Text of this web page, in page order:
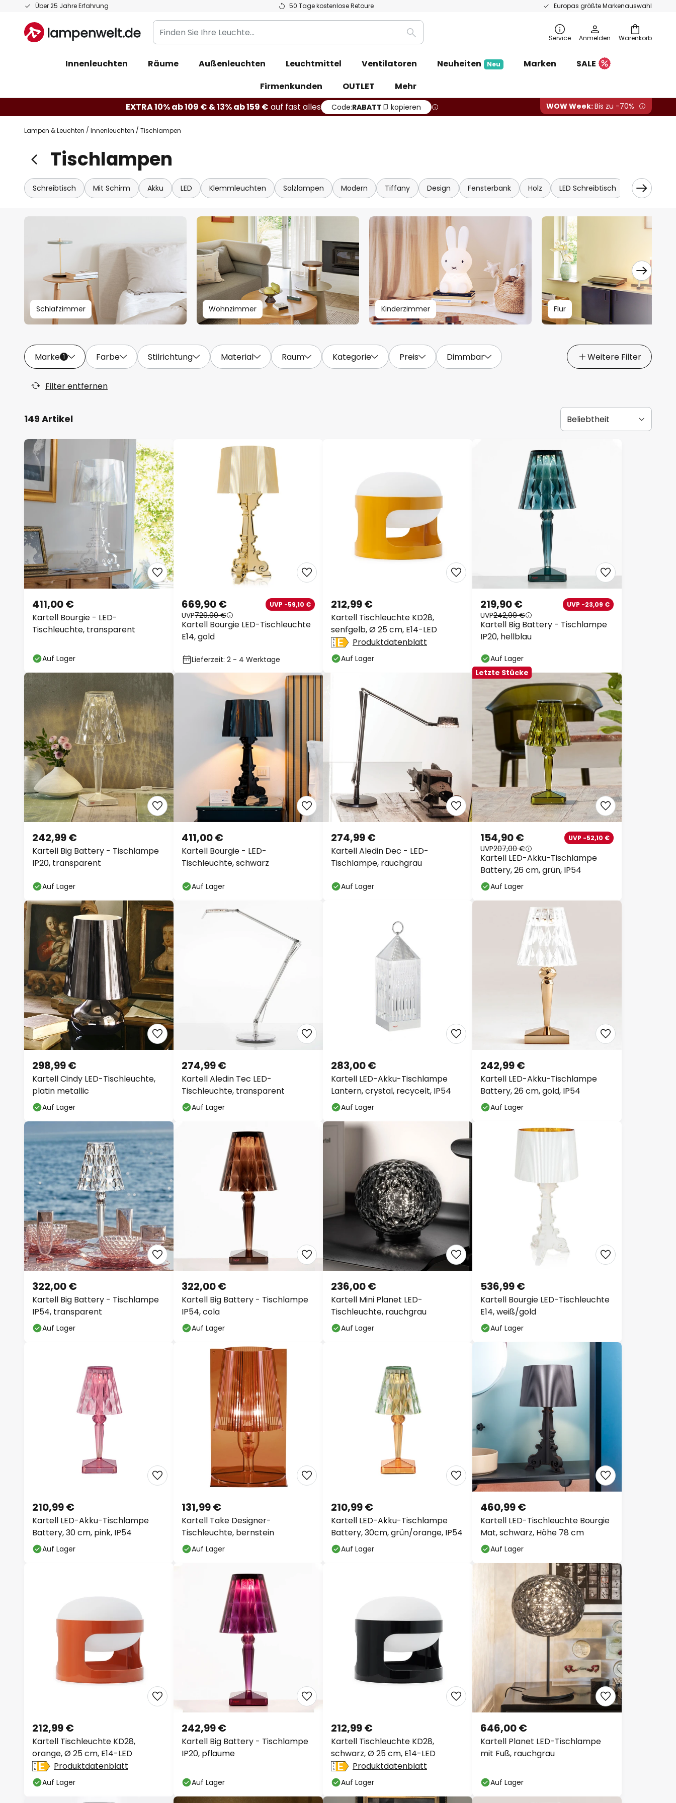
Über 25 Jahre Erfahrung 50 Tage kostenlose Retoure Europas größte Markenauswahl
Zum
springen
Warenkorb
Finden
Sie
Leuchte...
Suche Service Anmelden
Innenleuchten Räume Außenleuchten Leuchtmittel Ventilatoren Neuheiten Neu Marken
SALE
Firmenkunden
OUTLET
Mehr
EXTRA 10% ab 109 € & 13% ab 159 € auf fast alles Code:RABATT kopieren WOW Week:Bis zu -70%
Lampen & Leuchten Innenleuchten Tischlampen
Tischlampen
Schreibtisch Mit Schirm Akku LED Klemmleuchten Salzlampen Modern Tiffany Design Fensterbank Holz LED Schreibtisch Klassisch /
Schlafzimmer Wohnzimmer Kinderzimmer Flur
Marke 1 Farbe Stilrichtung Material Raum Kategorie Preis Dimmbar Weitere Filter
Filter entfernen
149 Artikel
Kartell Bourgie - LED-
Tischleuchte, transparent
411,00 €
Auf Lager
Kartell Bourgie LED-Tischleuchte
E14, gold
669,90 € UVP -59,10 €
UVP729,00 €
Lieferzeit: 2 - 4 Werktage
Kartell Tischleuchte KD28,
senfgelb, Ø 25 cm, E14-LED
212,99 €
Produktdatenblatt
Auf Lager
Kartell Big Battery - Tischlampe
IP20, hellblau
219,90 € UVP -23,09 €
UVP242,99 €
Auf Lager
Kartell Big Battery - Tischlampe
IP20, transparent
242,99 €
Auf Lager
Kartell Bourgie - LED-
Tischleuchte, schwarz
411,00 €
Auf Lager
Kartell Aledin Dec - LED-
Tischlampe, rauchgrau
274,99 €
Auf Lager
Letzte Stücke
Kartell LED-Akku-Tischlampe
Battery, 26 cm, grün, IP54
154,90 € UVP -52,10 €
UVP207,00 €
Auf Lager
Kartell Cindy LED-Tischleuchte,
platin metallic
298,99 €
Auf Lager
Kartell Aledin Tec LED-
Tischleuchte, transparent
274,99 €
Auf Lager
Kartell LED-Akku-Tischlampe
Lantern, crystal, recycelt, IP54
283,00 €
Auf Lager
Kartell LED-Akku-Tischlampe
Battery, 26 cm, gold, IP54
242,99 €
Auf Lager
Kartell Big Battery - Tischlampe
IP54, transparent
322,00 €
Auf Lager
Kartell Big Battery - Tischlampe
IP54, cola
322,00 €
Auf Lager
Kartell Mini Planet LED-
Tischleuchte, rauchgrau
236,00 €
Auf Lager
Kartell Bourgie LED-Tischleuchte
E14, weiß/gold
536,99 €
Auf Lager
Kartell LED-Akku-Tischlampe
Battery, 30 cm, pink, IP54
210,99 €
Auf Lager
Kartell Take Designer-
Tischleuchte, bernstein
131,99 €
Auf Lager
Kartell LED-Akku-Tischlampe
Battery, 30cm, grün/orange, IP54
210,99 €
Auf Lager
Kartell LED-Tischleuchte Bourgie
Mat, schwarz, Höhe 78 cm
460,99 €
Auf Lager
Kartell Tischleuchte KD28,
orange, Ø 25 cm, E14-LED
212,99 €
Produktdatenblatt
Auf Lager
Kartell Big Battery - Tischlampe
IP20, pflaume
242,99 €
Auf Lager
Kartell Tischleuchte KD28,
schwarz, Ø 25 cm, E14-LED
212,99 €
Produktdatenblatt
Auf Lager
Kartell Planet LED-Tischlampe
mit Fuß, rauchgrau
646,00 €
Auf Lager